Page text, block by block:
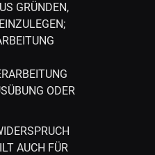
GRÜNDEN,
ODER
AUCH FÜR